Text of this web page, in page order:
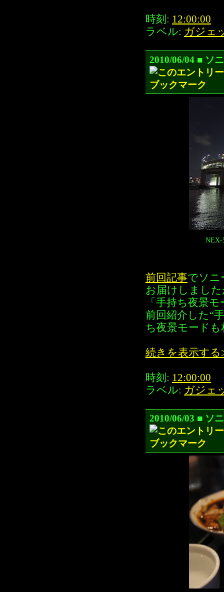
時刻: 12:00:00
ラベル: ガジェ
2010/06/04 ■ ソ
NEX-
前回記事でソニ
お届けしまし
「手持ち夜景
前回紹介した“
ち夜景モード
続きを表示す
時刻: 12:00:00
ラベル: ガジェ
2010/06/03 ■ ソ